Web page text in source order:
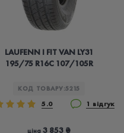
LAUFENN I FIT VAN LY31
195/75 R16C 107/105R
КОД ТОВАРУ:5215
5.0 1 відгук
ціна 3 853 ₴